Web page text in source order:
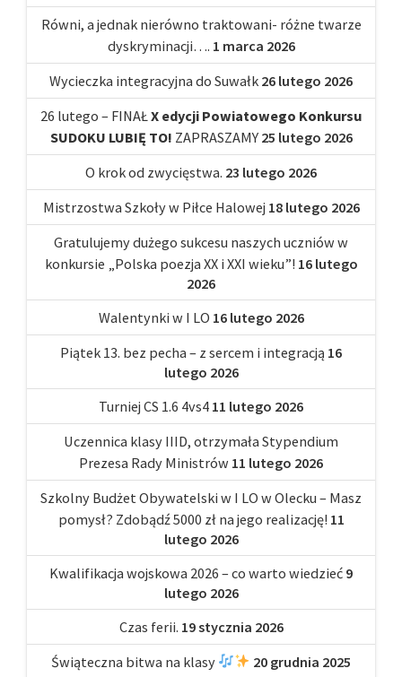
Równi, a jednak nierówno traktowani- różne twarze
dyskryminacji…. 1 marca 2026
Wycieczka integracyjna do Suwałk 26 lutego 2026
26 lutego – FINAŁ X edycji Powiatowego Konkursu
SUDOKU LUBIĘ TO! ZAPRASZAMY 25 lutego 2026
O krok od zwycięstwa. 23 lutego 2026
Mistrzostwa Szkoły w Piłce Halowej 18 lutego 2026
Gratulujemy dużego sukcesu naszych uczniów w
konkursie „Polska poezja XX i XXI wieku”! 16 lutego
2026
Walentynki w I LO 16 lutego 2026
Piątek 13. bez pecha – z sercem i integracją 16
lutego 2026
Turniej CS 1.6 4vs4 11 lutego 2026
Uczennica klasy IIID, otrzymała Stypendium
Prezesa Rady Ministrów 11 lutego 2026
Szkolny Budżet Obywatelski w I LO w Olecku – Masz
pomysł? Zdobądź 5000 zł na jego realizację! 11
lutego 2026
Kwalifikacja wojskowa 2026 – co warto wiedzieć 9
lutego 2026
Czas ferii. 19 stycznia 2026
Świąteczna bitwa na klasy
20 grudnia 2025